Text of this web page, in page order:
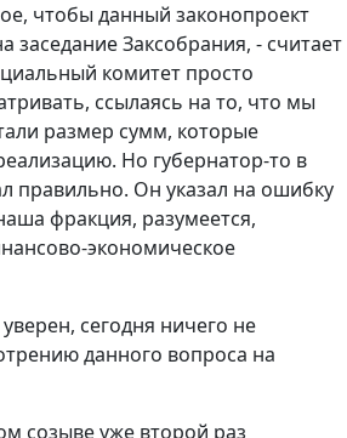
чтобы данный законопроект
заседание Заксобрания, - считает
комитет просто
ссылаясь на то, что мы
размер сумм, которые
Но губернатор-то в
правильно. Он указал на ошибку
фракция, разумеется,
экономическое
сегодня ничего не
данного вопроса на
созыве уже второй раз